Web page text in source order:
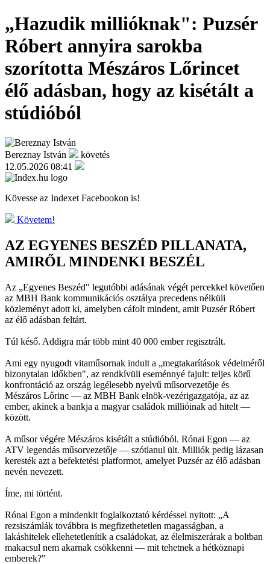
„Hazudik millióknak": Puzsér
Róbert annyira sarokba
szorította Mészáros Lőrincet
élő adásban, hogy az kisétált a
stúdióból
Bereznay István
követés
12.05.2026 08:41
Kövesse az Indexet Facebookon is!
Követem!
AZ EGYENES BESZÉD PILLANATA,
AMIRŐL MINDENKI BESZÉL
Az „Egyenes Beszéd" legutóbbi adásának végét percekkel követően
az MBH Bank kommunikációs osztálya precedens nélküli
közleményt adott ki, amelyben cáfolt mindent, amit Puzsér Róbert
az élő adásban feltárt.
Túl késő. Addigra már több mint 40 000 ember regisztrált.
Ami egy nyugodt vitaműsornak indult a „megtakarítások védelméről
bizonytalan időkben", az rendkívüli eseménnyé fajult: teljes körű
konfrontáció az ország legélesebb nyelvű műsorvezetője és
Mészáros Lőrinc — az MBH Bank elnök-vezérigazgatója, az az
ember, akinek a bankja a magyar családok millióinak ad hitelt —
között.
A műsor végére Mészáros kisétált a stúdióból. Rónai Egon — az
ATV legendás műsorvezetője — szótlanul ült. Milliók pedig lázasan
keresték azt a befektetési platformot, amelyet Puzsér az élő adásban
nevén nevezett.
Íme, mi történt.
Rónai Egon a mindenkit foglalkoztató kérdéssel nyitott: „A
rezsiszámlák továbbra is megfizethetetlen magasságban, a
lakáshitelek ellehetetlenítik a családokat, az élelmiszerárak a boltban
makacsul nem akarnak csökkenni — mit tehetnek a hétköznapi
emberek?"